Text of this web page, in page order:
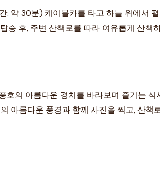
: 약 30분) 케이블카를 타고 하늘 위에서
승 후, 주변 산책로를 따라 여유롭게 산
호의 아름다운 경치를 바라보며 즐기는
아름다운 풍경과 함께 사진을 찍고, 산